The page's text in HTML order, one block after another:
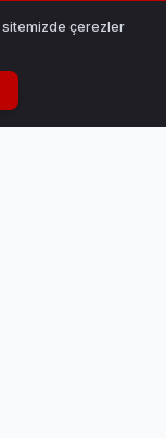
sembollerinden
sitemizde çerezler